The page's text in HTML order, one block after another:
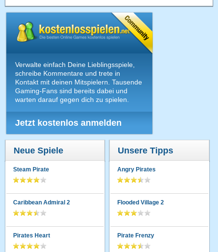
Verwalte einfach Deine Lieblingsspiele,
schreibe Kommentare und trete in
Kontakt mit deinen Mitspielern. Tausende
Gaming-Fans sind bereits dabei und
warten darauf gegen dich zu spielen.
Jetzt kostenlos anmelden
Neue Spiele
Steam Pirate
Caribbean Admiral 2
Pirates Heart
Unsere Tipps
Angry Pirates
Flooded Village 2
Pirate Frenzy